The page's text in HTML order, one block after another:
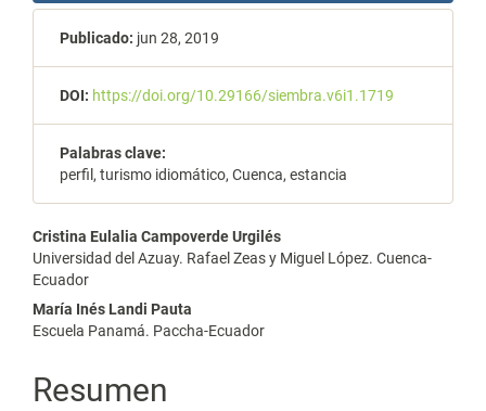
Publicado: jun 28, 2019
DOI: https://doi.org/10.29166/siembra.v6i1.1719
Palabras clave:
perfil, turismo idiomático, Cuenca, estancia
Contenido
principal
del
Cristina Eulalia Campoverde Urgilés
Universidad del Azuay. Rafael Zeas y Miguel López. Cuenca-
Ecuador
María Inés Landi Pauta
Escuela Panamá. Paccha-Ecuador
Resumen